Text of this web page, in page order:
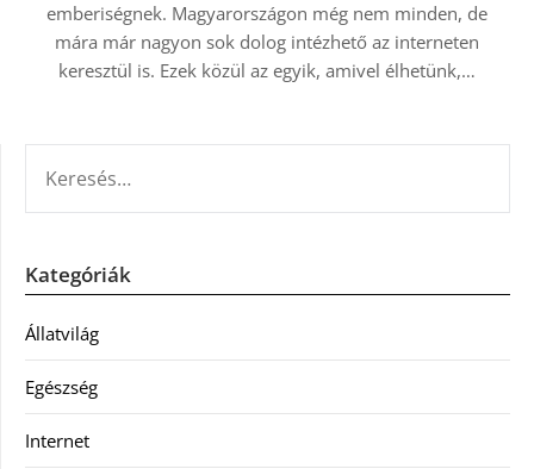
emberiségnek. Magyarországon még nem minden, de
mára már nagyon sok dolog intézhető az interneten
keresztül is. Ezek közül az egyik, amivel élhetünk,…
Kategóriák
Állatvilág
Egészség
Internet